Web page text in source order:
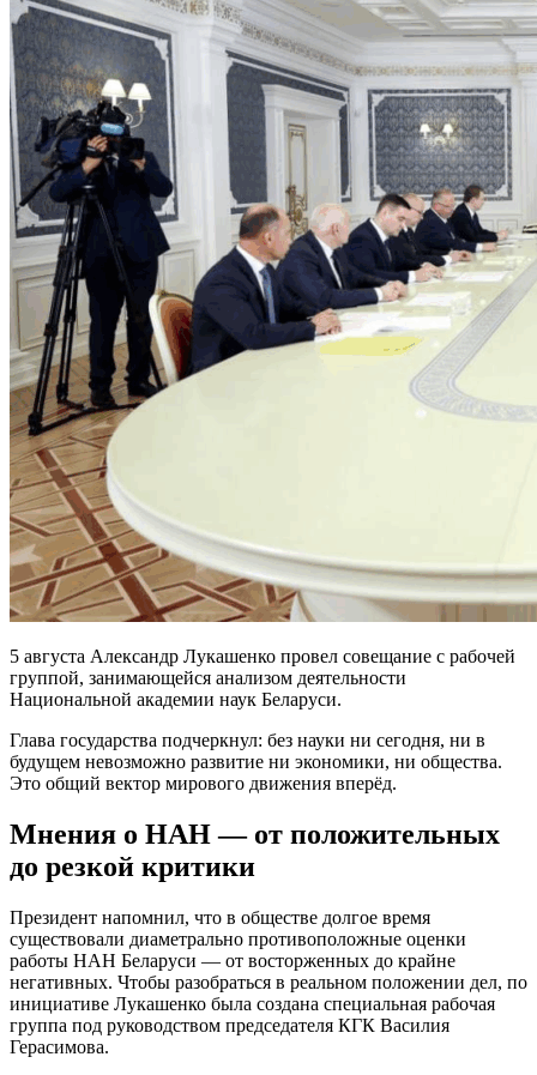
5 августа Александр Лукашенко провел совещание с рабочей
группой, занимающейся анализом деятельности
Национальной академии наук Беларуси.
Глава государства подчеркнул: без науки ни сегодня, ни в
будущем невозможно развитие ни экономики, ни общества.
Это общий вектор мирового движения вперёд.
Мнения о НАН — от положительных
до резкой критики
Президент напомнил, что в обществе долгое время
существовали диаметрально противоположные оценки
работы НАН Беларуси — от восторженных до крайне
негативных. Чтобы разобраться в реальном положении дел, по
инициативе Лукашенко была создана специальная рабочая
группа под руководством председателя КГК Василия
Герасимова.